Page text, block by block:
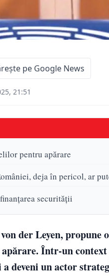
pe Google News
21:51
pentru apărare
deja în pericol, ar
securității
der Leyen,
Într-un
deveni un actor